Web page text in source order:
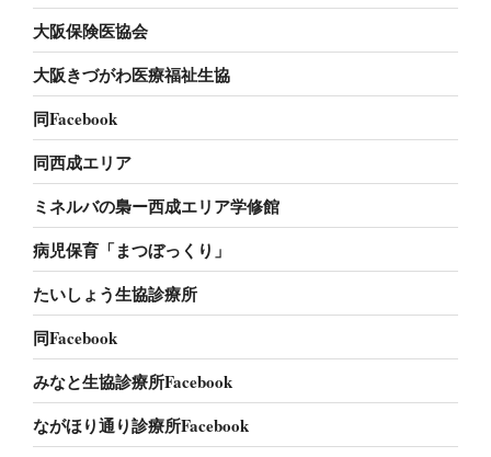
大阪保険医協会
大阪きづがわ医療福祉生協
同Facebook
同西成エリア
ミネルバの梟ー西成エリア学修館
病児保育「まつぼっくり」
たいしょう生協診療所
同Facebook
みなと生協診療所Facebook
ながほり通り診療所Facebook